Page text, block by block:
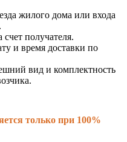
жилого дома или входа
счет получателя.
и время доставки по
вид и комплектность
только при 100%